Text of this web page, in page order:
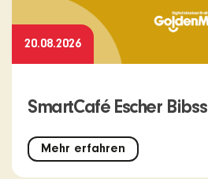
20.08.2026
SmartCafé Escher Bibss
Mehr erfahren